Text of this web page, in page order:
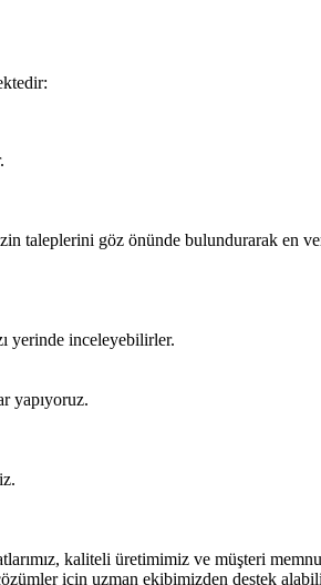
taleplerini göz önünde bulundurarak en
yerinde inceleyebilirler.
yapıyoruz.
kaliteli üretimimiz ve müşteri
için uzman ekibimizden destek